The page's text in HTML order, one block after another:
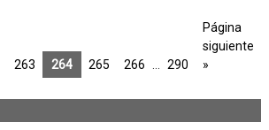
263 264 265 266 290
Página
siguiente
»